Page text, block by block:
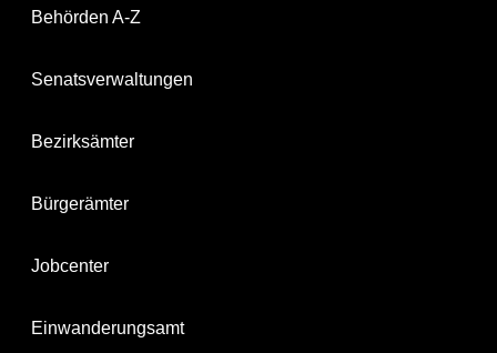
Behörden A-Z
Senatsverwaltungen
Bezirksämter
Bürgerämter
Jobcenter
Einwanderungsamt